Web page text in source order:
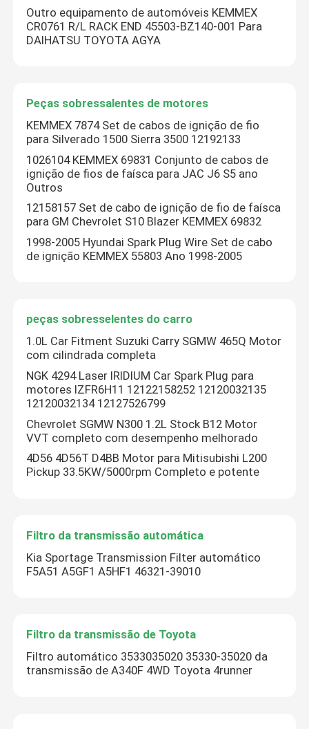
Outro equipamento de automóveis KEMMEX
CR0761 R/L RACK END 45503-BZ140-001 Para
DAIHATSU TOYOTA AGYA
Peças sobressalentes de motores
KEMMEX 7874 Set de cabos de ignição de fio
para Silverado 1500 Sierra 3500 12192133
1026104 KEMMEX 69831 Conjunto de cabos de
ignição de fios de faísca para JAC J6 S5 ano
Outros
12158157 Set de cabo de ignição de fio de faísca
para GM Chevrolet S10 Blazer KEMMEX 69832
1998-2005 Hyundai Spark Plug Wire Set de cabo
de ignição KEMMEX 55803 Ano 1998-2005
peças sobresselentes do carro
1.0L Car Fitment Suzuki Carry SGMW 465Q Motor
com cilindrada completa
NGK 4294 Laser IRIDIUM Car Spark Plug para
motores IZFR6H11 12122158252 12120032135
12120032134 12127526799
Chevrolet SGMW N300 1.2L Stock B12 Motor
VVT completo com desempenho melhorado
4D56 4D56T D4BB Motor para Mitisubishi L200
Pickup 33.5KW/5000rpm Completo e potente
Filtro da transmissão automática
Kia Sportage Transmission Filter automático
F5A51 A5GF1 A5HF1 46321-39010
Filtro da transmissão de Toyota
Filtro automático 3533035020 35330-35020 da
transmissão de A340F 4WD Toyota 4runner